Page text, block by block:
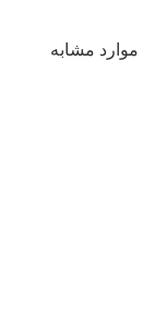
موارد مشابه